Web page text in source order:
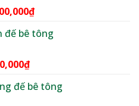
1,950,000₫.
₫Khoảng
từ
đế bê tông
₫Giá
tại
đế bê tông